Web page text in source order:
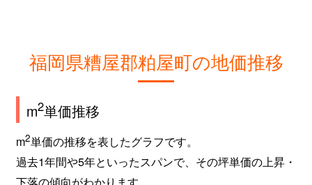
福岡県糟屋郡粕屋町の地価推移
m2単価推移
m2単価の推移を表したグラフです。
過去1年間や5年といったスパンで、その坪単価の上昇・
下落の傾向がわかります。